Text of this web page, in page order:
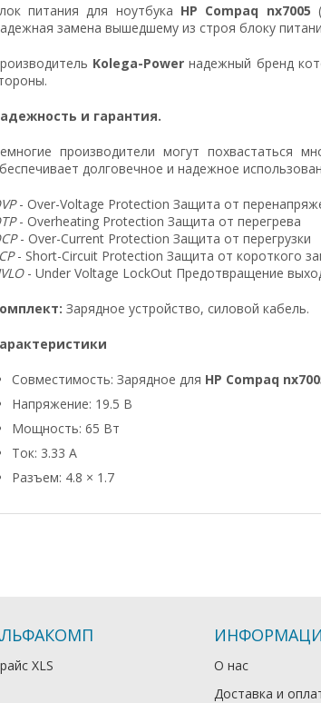
питания для ноутбука HP Compaq nx7005
замена вышедшему из строя блоку
Kolega-Powerнадежный бренд
и гарантия.
производители могут похвастаться
долговечное и надежное
- Over-Voltage Protection Защита от
- Overheating Protection Защита от перегрева
- Over-Current Protection Защита от перегрузки
- Short-Circuit Protection Защита от короткого
- Under Voltage LockOut Предотвращение
Зарядное устройство, силовой кабель.
Совместимость: Зарядное для HP Compaq
Напряжение: 19.5 В
Мощность: 65 Вт
Ток: 3.33 А
Разъем: 4.8 × 1.7
XLS
О нас
Доставка и